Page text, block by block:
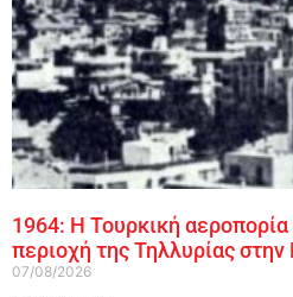
1964: Η Τουρκική αεροπορία
περιοχή της Τηλλυρίας
07/08/2026